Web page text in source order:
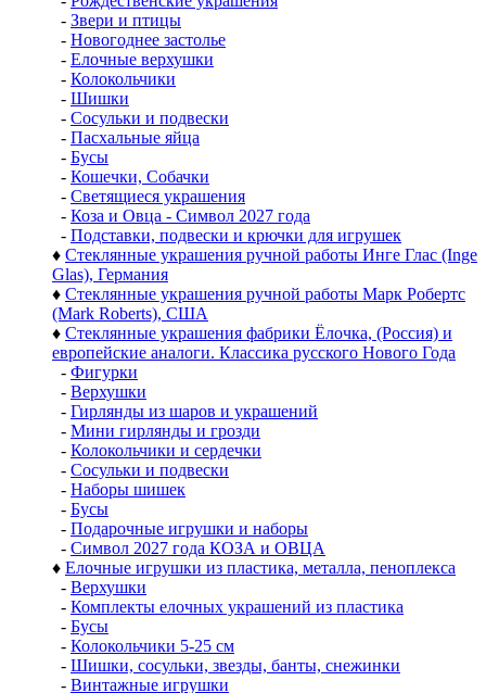
- Звери и птицы
- Новогоднее застолье
- Елочные верхушки
- Колокольчики
- Шишки
- Сосульки и подвески
- Пасхальные яйца
- Бусы
- Кошечки, Собачки
- Светящиеся украшения
- Коза и Овца - Символ 2027 года
- Подставки, подвески и крючки для игрушек
♦ Стеклянные украшения ручной работы Инге Глас (Inge
Glas), Германия
♦ Стеклянные украшения ручной работы Марк Робертс
(Mark Roberts), США
♦ Стеклянные украшения фабрики Ёлочка, (Россия) и
европейские аналоги. Классика русского Нового Года
- Фигурки
- Верхушки
- Гирлянды из шаров и украшений
- Мини гирлянды и грозди
- Колокольчики и сердечки
- Сосульки и подвески
- Наборы шишек
- Бусы
- Подарочные игрушки и наборы
- Символ 2027 года КОЗА и ОВЦА
♦ Елочные игрушки из пластика, металла, пеноплекса
- Верхушки
- Комплекты елочных украшений из пластика
- Бусы
- Колокольчики 5-25 см
- Шишки, сосульки, звезды, банты, снежинки
- Винтажные игрушки